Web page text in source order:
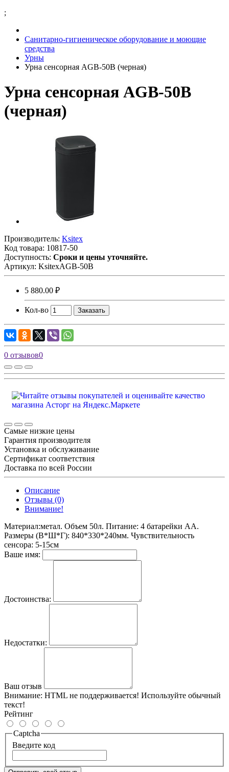
;
Санитарно-гигиеническое оборудование и моющие
средства
Урны
Урна сенсорная АGB-50В (черная)
Урна сенсорная АGB-50В
(черная)
Производитель: Ksitex
Код товара: 10817-50
Доступность: Сроки и цены уточняйте.
Артикул: KsitexАGB-50В
5 880.00 ₽
Кол-во Заказать
0 отзывов0
Самые низкие цены
Гарантия производителя
Установка и обслуживание
Сертификат соответствия
Доставка по всей России
Описание
Отзывы (0)
Внимание!
Материал:метал. Объем 50л. Питание: 4 батарейки АА.
Размеры (В*Ш*Г): 840*330*240мм. Чувствительность
сенсора: 5-15см
Ваше имя:
Достоинства:
Недостатки:
Ваш отзыв
Внимание: HTML не поддерживается! Используйте обычный
текст!
Рейтинг
Captcha
Введите код